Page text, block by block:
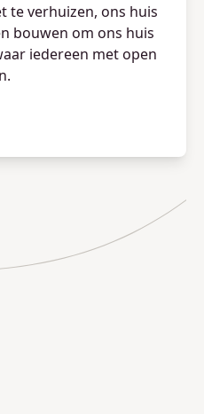
te verhuizen, ons huis
bouwen om ons huis
iedereen met open